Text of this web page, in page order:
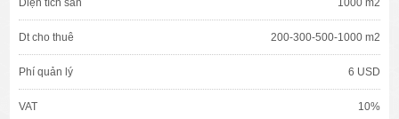
Diện tích sàn 1000 m2
Dt cho thuê 200-300-500-1000 m2
Phí quản lý 6 USD
VAT 10%